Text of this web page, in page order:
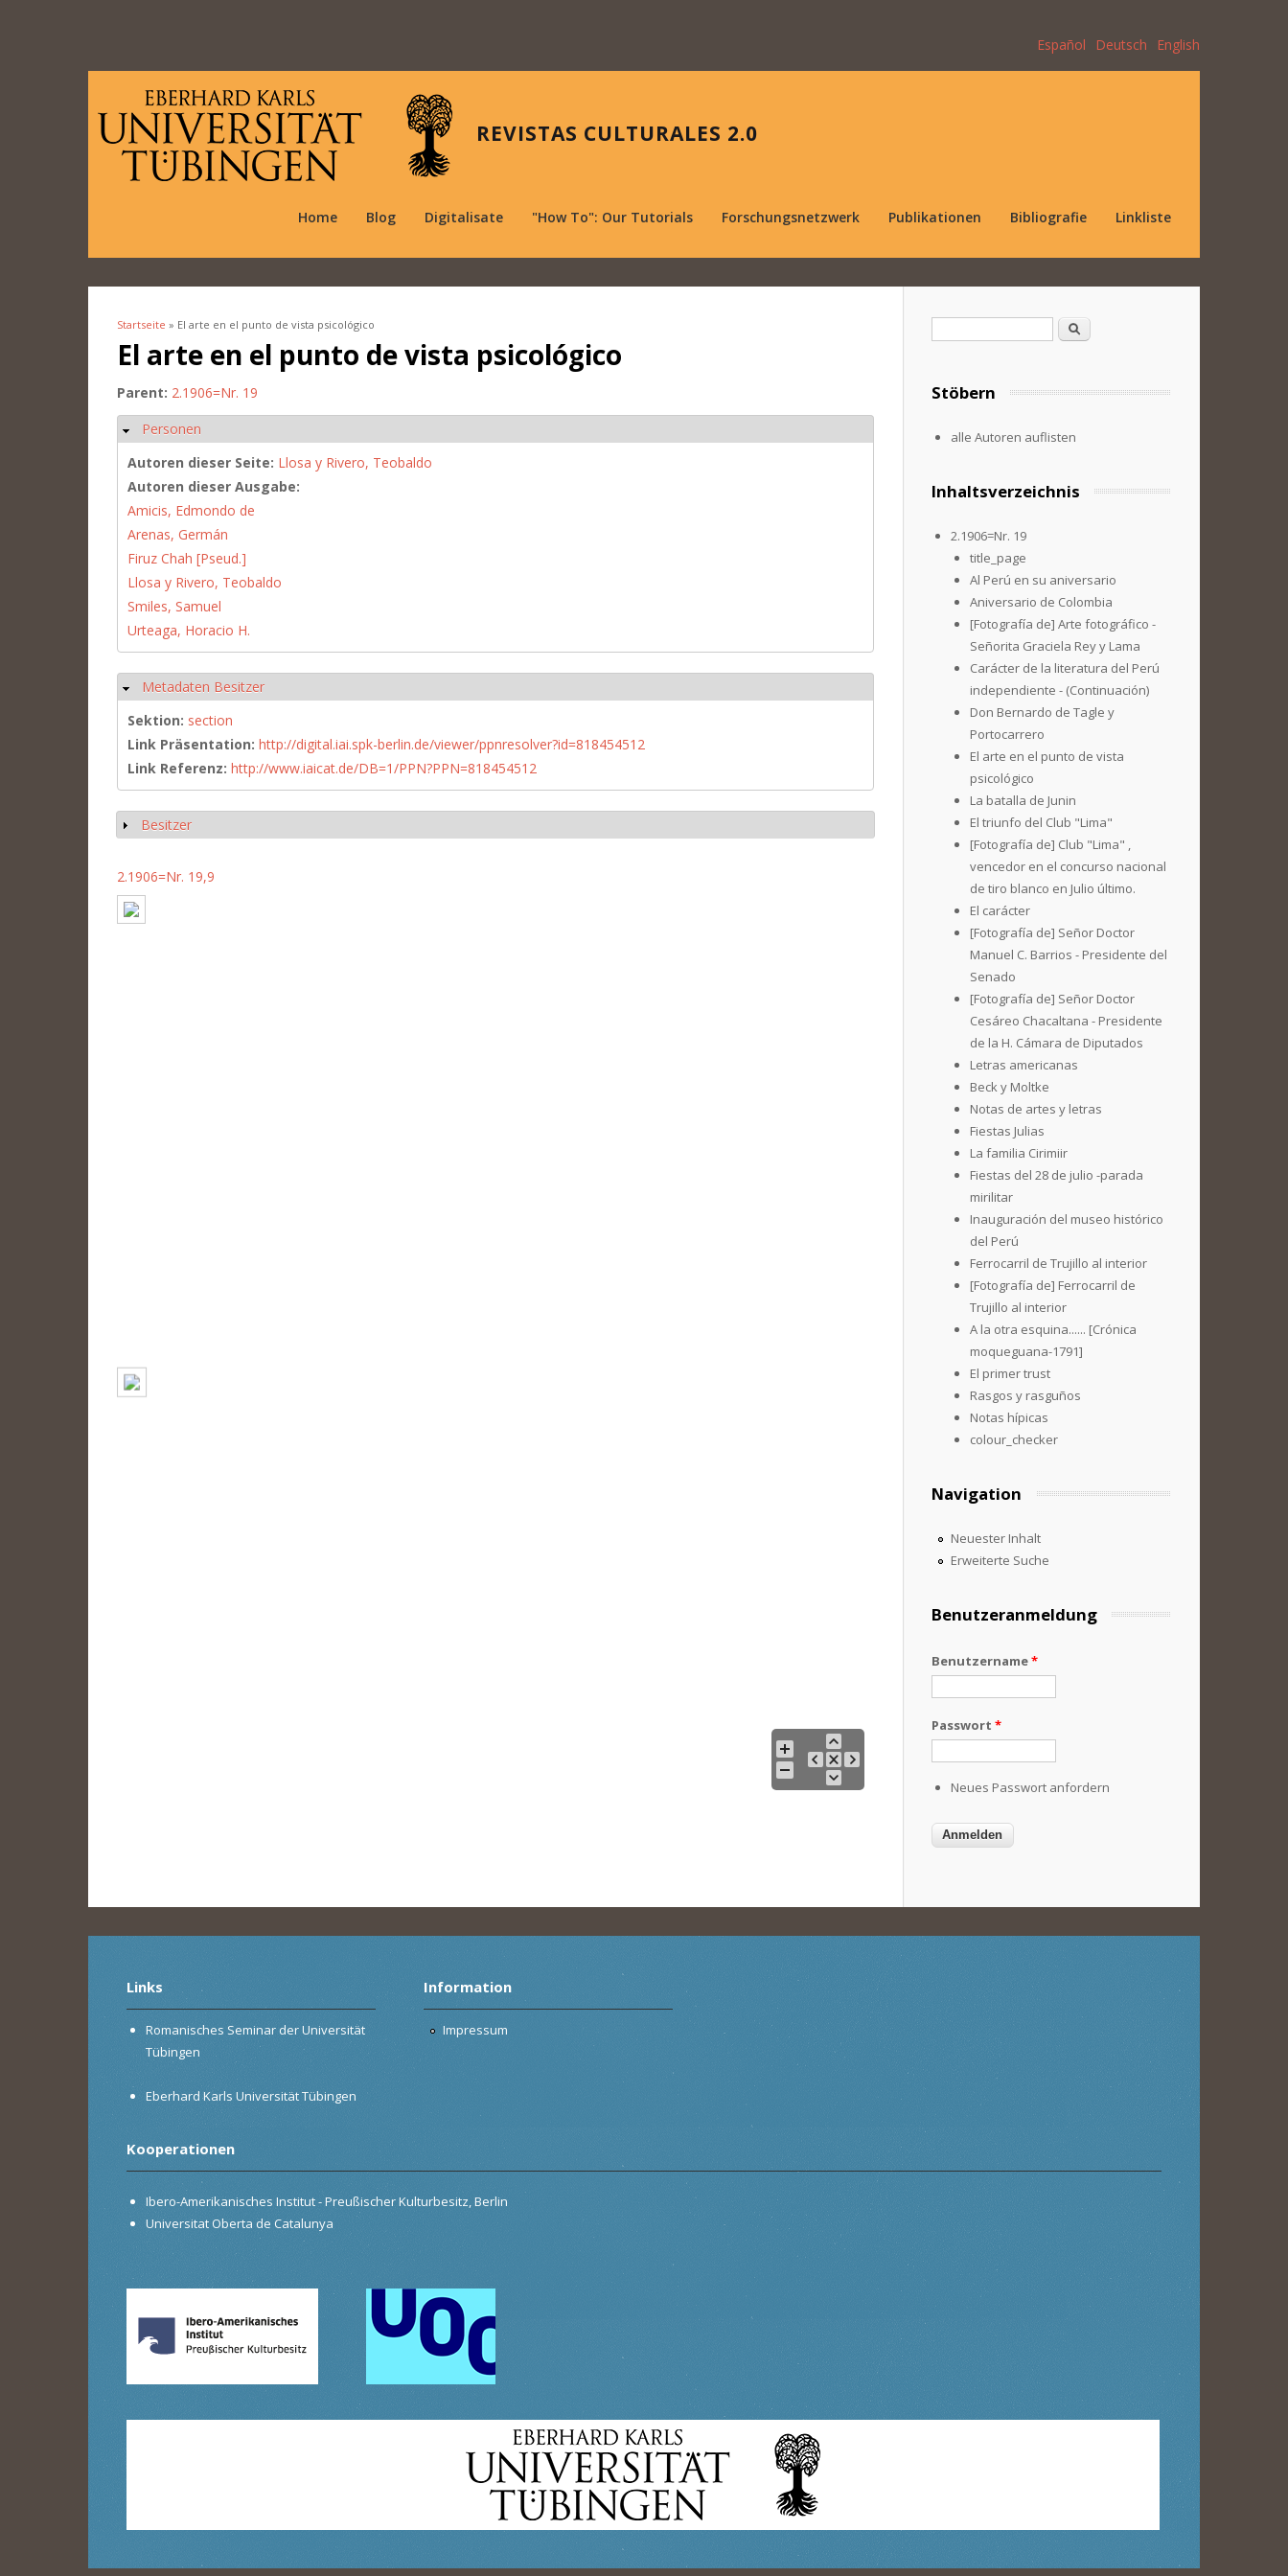
Español Deutsch English
REVISTAS CULTURALES 2.0
Home Blog Digitalisate "How To": Our Tutorials Forschungsnetzwerk Publikationen Bibliografie Linkliste
Sie sind hier
Startseite » El arte en el punto de vista psicológico
El arte en el punto de vista psicológico
Parent: 2.1906=Nr. 19
Ausblenden
Personen
Autoren dieser Seite: Llosa y Rivero, Teobaldo
Autoren dieser Ausgabe:
Amicis, Edmondo de
Arenas, Germán
Firuz Chah [Pseud.]
Llosa y Rivero, Teobaldo
Smiles, Samuel
Urteaga, Horacio H.
Ausblenden
Metadaten Besitzer
Sektion: section
Link Präsentation: http://digital.iai.spk-berlin.de/viewer/ppnresolver?id=818454512
Link Referenz: http://www.iaicat.de/DB=1/PPN?PPN=818454512
Anzeigen
Besitzer
2.1906=Nr. 19,9
Suche
Stöbern
alle Autoren auflisten
Inhaltsverzeichnis
2.1906=Nr. 19
title_page
Al Perú en su aniversario
Aniversario de Colombia
[Fotografía de] Arte fotográfico -
Señorita Graciela Rey y Lama
Carácter de la literatura del Perú
independiente - (Continuación)
Don Bernardo de Tagle y
Portocarrero
El arte en el punto de vista
psicológico
La batalla de Junin
El triunfo del Club "Lima"
[Fotografía de] Club "Lima" ,
vencedor en el concurso nacional
de tiro blanco en Julio último.
El carácter
[Fotografía de] Señor Doctor
Manuel C. Barrios - Presidente del
Senado
[Fotografía de] Señor Doctor
Cesáreo Chacaltana - Presidente
de la H. Cámara de Diputados
Letras americanas
Beck y Moltke
Notas de artes y letras
Fiestas Julias
La familia Cirimiir
Fiestas del 28 de julio -parada
mirilitar
Inauguración del museo histórico
del Perú
Ferrocarril de Trujillo al interior
[Fotografía de] Ferrocarril de
Trujillo al interior
A la otra esquina...... [Crónica
moqueguana-1791]
El primer trust
Rasgos y rasguños
Notas hípicas
colour_checker
Navigation
Neuester Inhalt
Erweiterte Suche
Benutzeranmeldung
Benutzername*
Passwort *
Neues Passwort anfordern
Links
Romanisches Seminar der Universität
Tübingen
Eberhard Karls Universität Tübingen
Information
Impressum
Kooperationen
Ibero-Amerikanisches Institut - Preußischer Kulturbesitz, Berlin
Universitat Oberta de Catalunya